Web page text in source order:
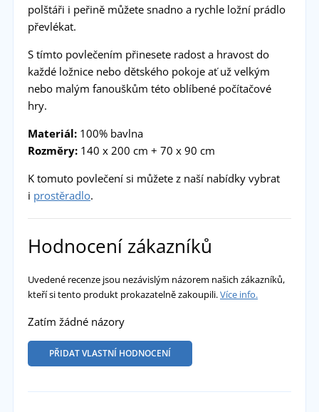
polštáři i peřině můžete snadno a rychle ložní prádlo
převlékat.
S tímto povlečením přinesete radost a hravost do
každé ložnice nebo dětského pokoje ať už velkým
nebo malým fanouškům této oblíbené počítačové
hry.
Materiál: 100% bavlna
Rozměry:140 x 200 cm + 70 x 90 cm
K tomuto povlečení si můžete z naší nabídky vybrat
i prostěradlo.
Hodnocení zákazníků
Uvedené recenze jsou nezávislým názorem našich zákazníků,
kteří si tento produkt prokazatelně zakoupili.Více info.
Zatím žádné názory
PŘIDAT VLASTNÍ HODNOCENÍ